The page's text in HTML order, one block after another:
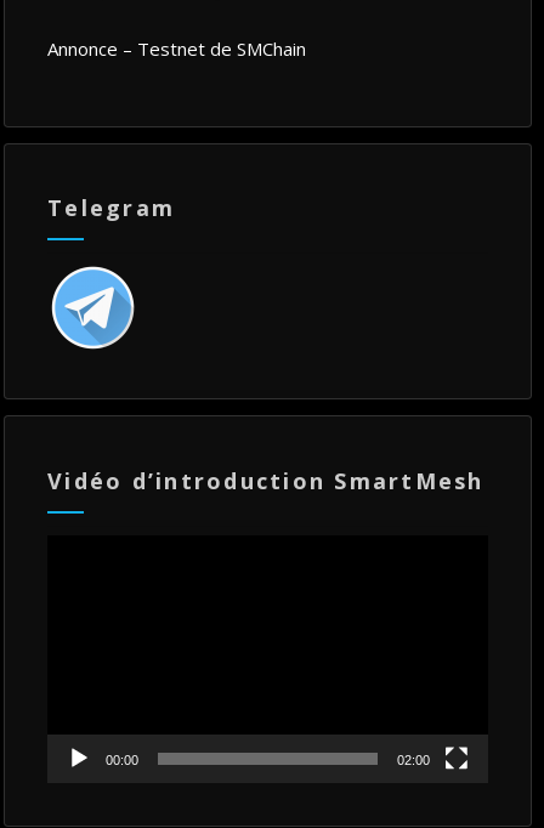
Annonce – Testnet de SMChain
Telegram
Vidéo d’introduction SmartMesh
00:00 02:00